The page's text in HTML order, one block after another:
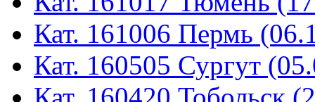
Кат. 161006 Пермь
Кат. 160505 Сургут